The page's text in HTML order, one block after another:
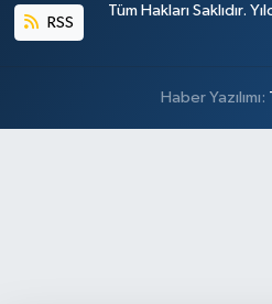
RSS
Tüm Hakları Saklıdır.
Haber Yazılımı: